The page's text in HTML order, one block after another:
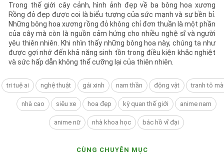
Trong thế giới cây cảnh, hình ảnh đẹp về ba bông hoa xương
Rồng đỏ đẹp được coi là biểu tượng của sức mạnh và sự bền bỉ.
Những bông hoa xương rồng đỏ không chỉ đơn thuần là một phần
của cây mà còn là nguồn cảm hứng cho nhiều nghệ sĩ và người
yêu thiên nhiên. Khi nhìn thấy những bông hoa này, chúng ta như
được gợi nhớ đến khả năng sinh tồn trong điều kiện khắc nghiệt
và sức hấp dẫn không thể cưỡng lại của thiên nhiên.
tri tuệ ai nghệ thuật gái xinh nam thần động vật tranh tô
nhà cao siêu xe hoa đẹp kỳ quan thế giới anime nam
anime nữ nhà khoa học bác hồ vĩ đại
CÙNG CHUYÊN MỤC